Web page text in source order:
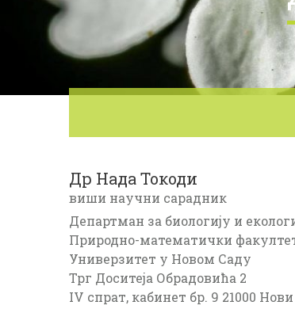
Др НадаТокоди
виши научни сарадник
Департман за биологију и
Природно-математички
Универзитет у Новом Саду
Трг Доситеја Обрадовића 2
IV спрат, кабинет бр. 9 21000